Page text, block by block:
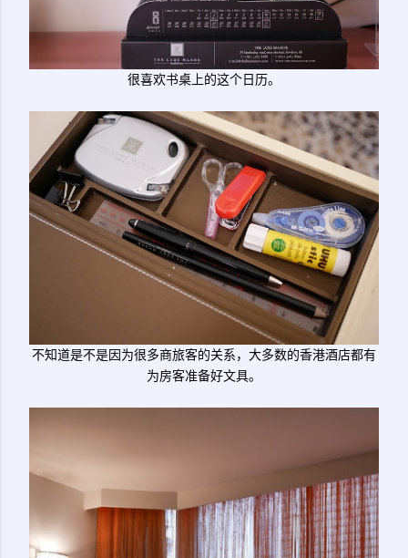
很喜欢书桌上的这个日历。
不知道是不是因为很多商旅客的关系，大多数的香港酒店都有
为房客准备好文具。